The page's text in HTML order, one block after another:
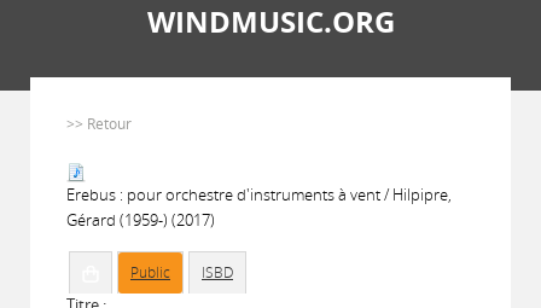
WINDMUSIC.ORG
>> Retour
Erebus : pour orchestre d'instruments à vent / Hilpipre,
Gérard (1959-) (2017)
Public ISBD